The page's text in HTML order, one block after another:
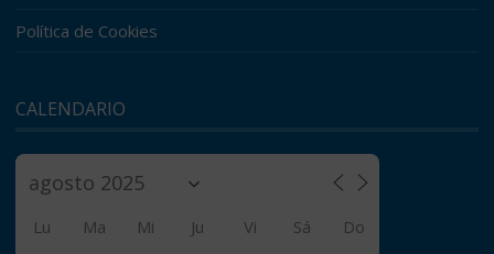
Política de Cookies
CALENDARIO
Lu Ma Mi Ju Vi Sá Do